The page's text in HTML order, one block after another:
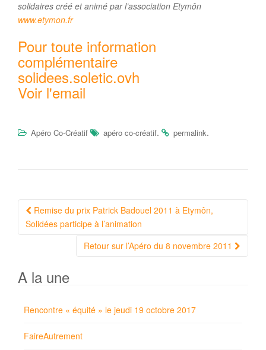
solidaires créé et animé par l’association Etymôn
www.etymon.fr
Pour toute information
complémentaire
solidees.soletic.ovh
Voir l'email
Apéro Co-Créatif apéro co-créatif. permalink.
Navigation
Article
Remise du prix Patrick Badouel 2011 à Etymôn,
Solidées participe à l’animation
Retour sur l’Apéro du 8 novembre 2011
A la une
Rencontre « équité » le jeudi 19 octobre 2017
FaireAutrement